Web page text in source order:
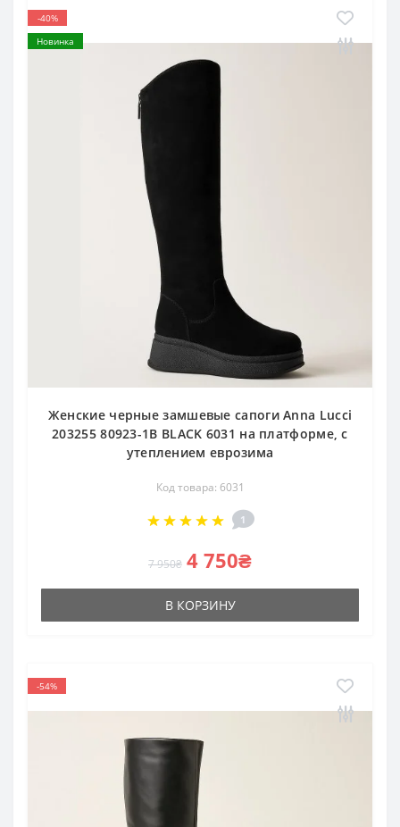
-40%
Новинка
Женские черные замшевые сапоги Anna Lucci
203255 80923-1B BLACK 6031 на платформе, с
утеплением еврозима
Код товара: 6031
1
7 950₴ 4 750₴
В КОРЗИНУ
-54%